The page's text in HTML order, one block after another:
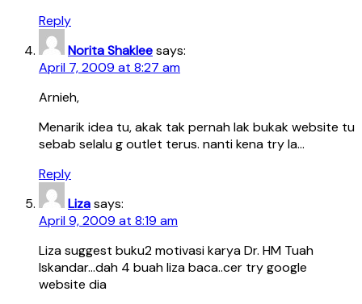
Reply
Norita Shakleesays:
April 7, 2009 at 8:27 am
Arnieh,
Menarik idea tu, akak tak pernah lak bukak website tu
sebab selalu g outlet terus. nanti kena try la…
Reply
Lizasays:
April 9, 2009 at 8:19 am
Liza suggest buku2 motivasi karya Dr. HM Tuah
Iskandar…dah 4 buah liza baca..cer try google
website dia